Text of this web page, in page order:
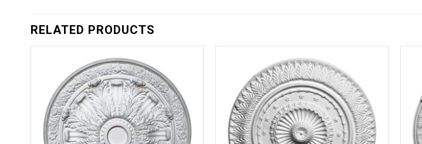
RELATED PRODUCTS